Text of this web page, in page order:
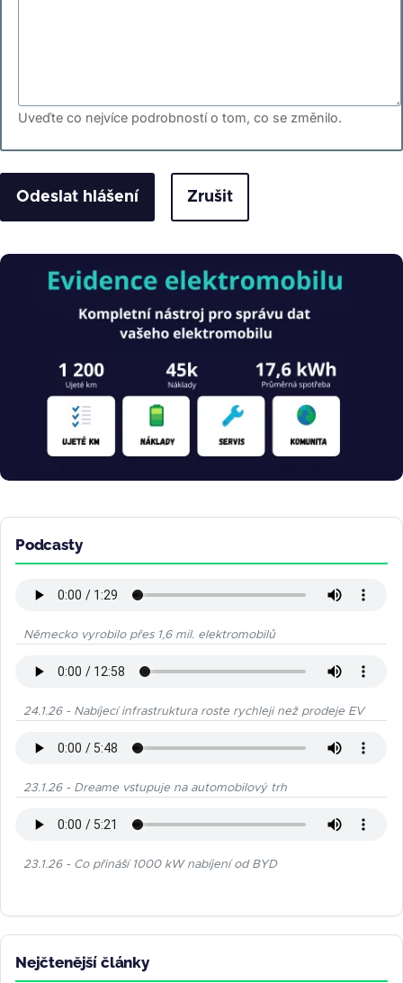
Uveďte co nejvíce podrobností o tom, co se změnilo.
Zrušit
Obrázek
Podcasty
Německo vyrobilo přes 1,6 mil. elektromobilů
24.1.26 - Nabíjecí infrastruktura roste rychleji než prodeje EV
23.1.26 - Dreame vstupuje na automobilový trh
23.1.26 - Co přináší 1000 kW nabíjení od BYD
Nejčtenější články